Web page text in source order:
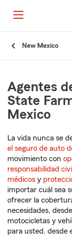
New Mexico
Agentes
State
Mexico
La vida nunca se
el seguro de auto
movimiento con
responsabilidad civil
médicos y
importar cuál sea
ofrecer la
necesidades,
motocicletas y
para usted, desde